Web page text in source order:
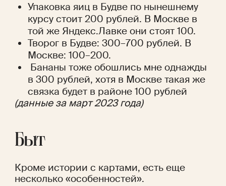
Упаковка яиц в Будве по нынешнему
курсу стоит 200 рублей. В Москве в
той же Яндекс.Лавке они стоят 100.
Творог в Будве: 300–700 рублей. В
Москве: 100–200.
Бананы тоже обошлись мне однажды
в 300 рублей, хотя в Москве такая же
связка будет в районе 100 рублей
(данные за март 2023 года)
Быт
Кроме истории с картами, есть еще
несколько «особенностей».